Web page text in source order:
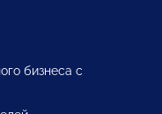
бизнеса с